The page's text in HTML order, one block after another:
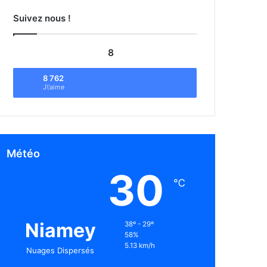
Suivez nous !
8
8 762
J\'aime
Météo
Niamey
Nuages Dispersés
30 ℃
38º - 29º
58%
5.13 km/h